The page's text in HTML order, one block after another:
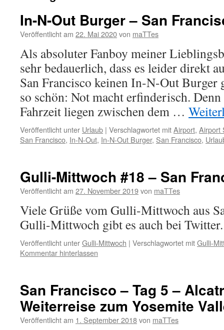
In-N-Out Burger – San
Veröffentlicht am 22. Mai 2020von maTTes
Als absoluter Fanboy meiner
sehr bedauerlich, dass es leider direkt
San Francisco keinen In-N-Out Burger
so schön: Not macht erfinderisch.
Fahrzeit liegen zwischen dem …
Veröffentlicht unter Urlaub | Verschlagwortet mitAirport, Airport
San Francisco, In-N-Out, In-N-Out Burger, San Francisco,
Gulli-Mittwoch #18 – San
Veröffentlicht am 27. November 2019von maTTes
Viele Grüße vom Gulli-Mittwoch aus
Gulli-Mittwoch gibt es auch bei Twitter.
Veröffentlicht unterGulli-Mittwoch | Verschlagwortet mitGulli-
Kommentar hinterlassen
San Francisco – Tag 5 –
Weiterreise zum Yosemite
Veröffentlicht am 1. September 2018von maTTes